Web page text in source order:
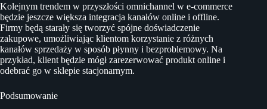
Kolejnym trendem w przyszłości omnichannel w e-commerce
będzie jeszcze większa integracja kanałów online i offline.
Firmy będą starały się tworzyć spójne doświadczenie
zakupowe, umożliwiając klientom korzystanie z różnych
kanałów sprzedaży w sposób płynny i bezproblemowy. Na
przykład, klient będzie mógł zarezerwować produkt online i
odebrać go w sklepie stacjonarnym.
Podsumowanie